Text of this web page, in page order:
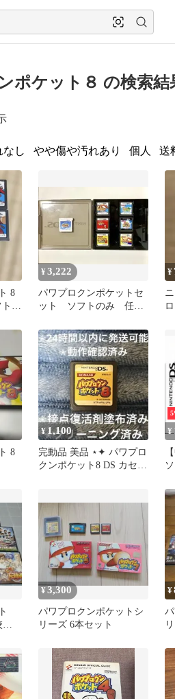
ポケット８ の検索結
なし やや傷や汚れあり 個人 送
8
7
¥3,222
パワプロクンポケットセ
ット ソフトのみ 任天
¥
8
¥1,100
完動品 美品 ⋆✦ パワプロ
クンポケット8 DS カセッ
¥
¥3,300
パワプロクンポケットシ
リーズ 6本セット
¥